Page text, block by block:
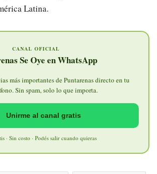
Latina.
CANAL OFICIAL
Se Oye en WhatsApp
más importantes de Puntarenas directo en tu
Sin spam, solo lo que importa.
Unirme al canal gratis
· Sin costo · Podés salir cuando quieras